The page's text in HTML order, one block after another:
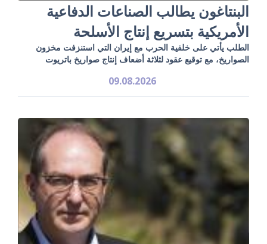
البنتاغون يطالب الصناعات الدفاعية
الأمريكية بتسريع إنتاج الأسلحة
الطلب يأتي على خلفية الحرب مع إيران التي استنزفت مخزون
الصواريخ، مع توقيع عقود لثلاثة أضعاف إنتاج صواريخ باتريوت
09.08.2026